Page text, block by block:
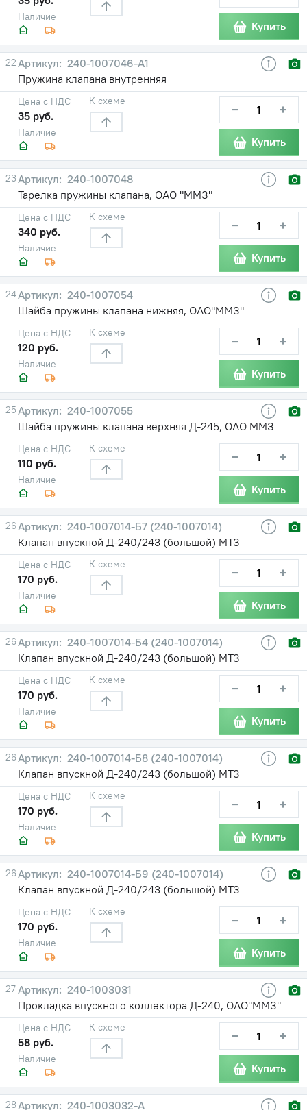
Наличие
Купить
22
240-1007046-А1
Пружина клапана внутренняя
Наличие
Цена с НДС
35 руб.
К схеме − +
Купить
23
240-1007048
Тарелка пружины клапана, ОАО "ММЗ"
Наличие
Цена с НДС
340 руб.
К схеме − +
Купить
24
240-1007054
Шайба пружины клапана нижняя, ОАО"ММЗ"
Наличие
Цена с НДС
120 руб.
К схеме − +
Купить
25
240-1007055
Шайба пружины клапана верхняя Д-245, ОАО ММЗ
Наличие
Цена с НДС
110 руб.
К схеме − +
Купить
26
240-1007014-Б7 (240-1007014)
Клапан впускной Д-240/243 (большой) МТЗ
Наличие
Цена с НДС
170 руб.
К схеме − +
Купить
26
240-1007014-Б4 (240-1007014)
Клапан впускной Д-240/243 (большой) МТЗ
Наличие
Цена с НДС
170 руб.
К схеме − +
Купить
26
240-1007014-Б8 (240-1007014)
Клапан впускной Д-240/243 (большой) МТЗ
Наличие
Цена с НДС
170 руб.
К схеме − +
Купить
26
240-1007014-Б9 (240-1007014)
Клапан впускной Д-240/243 (большой) МТЗ
Наличие
Цена с НДС
170 руб.
К схеме − +
Купить
27
240-1003031
Прокладка впускного коллектора Д-240, ОАО"ММЗ"
Наличие
Цена с НДС
58 руб.
К схеме − +
Купить
28 240-1003032-А